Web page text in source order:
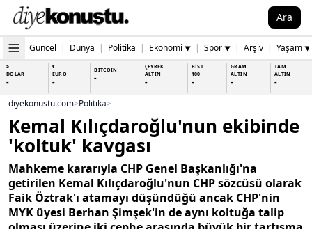
Ara
Güncel | Dünya | Politika | Ekonomi ▼ | Spor ▼ | Arşiv | Yaşam ▼
$
DOLAR
-
-
€
EURO
-
-
BİTCOİN
-
-
ÇEYREK
ALTIN
-
-
BİST
100
-
-
GRAM
ALTIN
-
-
TAM
ALTIN
-
-
diyekonustu.com>Politika>
Kemal Kılıçdaroğlu'nun ekibinde
'koltuk' kavgası
Mahkeme kararıyla CHP Genel Başkanlığı'na
getirilen Kemal Kılıçdaroğlu'nun CHP sözcüsü olarak
Faik Öztrak'ı atamayı düşündüğü ancak CHP'nin
MYK üyesi Berhan Şimşek'in de aynı koltuğa talip